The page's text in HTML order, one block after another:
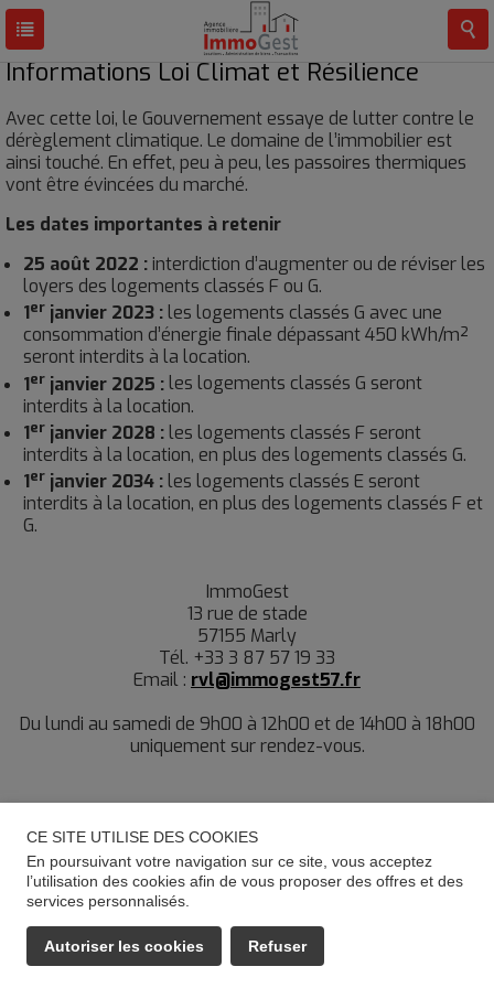
Informations Loi Climat et Résilience
Avec cette loi, le Gouvernement essaye de lutter contre le
dérèglement climatique. Le domaine de l’immobilier est
ainsi touché. En effet, peu à peu, les passoires thermiques
vont être évincées du marché.
Les dates importantes à retenir
25 août 2022 : interdiction d’augmenter ou de réviser les
loyers des logements classés F ou G.
1er janvier 2023 : les logements classés G avec une
consommation d’énergie finale dépassant 450 kWh/m²
seront interdits à la location.
1er janvier 2025 : les logements classés G seront
interdits à la location.
1er janvier 2028 : les logements classés F seront
interdits à la location, en plus des logements classés G.
1er janvier 2034 : les logements classés E seront
interdits à la location, en plus des logements classés F et
G.
ImmoGest
13 rue de stade
57155 Marly
Tél. +33 3 87 57 19 33
Email : rvl@immogest57.fr
Du lundi au samedi de 9h00 à 12h00 et de 14h00 à 18h00
uniquement sur rendez-vous.
CE SITE UTILISE DES COOKIES
En poursuivant votre navigation sur ce site, vous acceptez
l’utilisation des cookies afin de vous proposer des offres et des
services personnalisés.
Autoriser les cookies Refuser